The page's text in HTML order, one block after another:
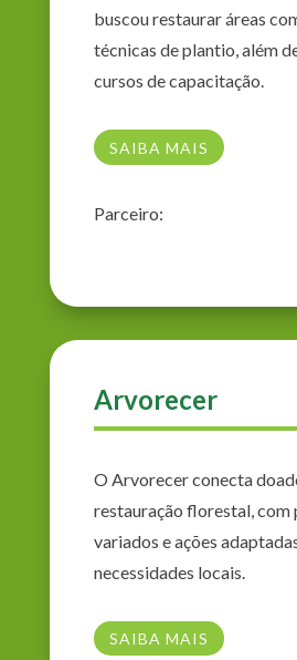
buscou restaurar áreas
técnicas de plantio, além
cursos de capacitação.
SAIBA MAIS
Parceiro:
Arvorecer
O Arvorecer conecta
restauração florestal, com
variados e ações
necessidades locais.
SAIBA MAIS